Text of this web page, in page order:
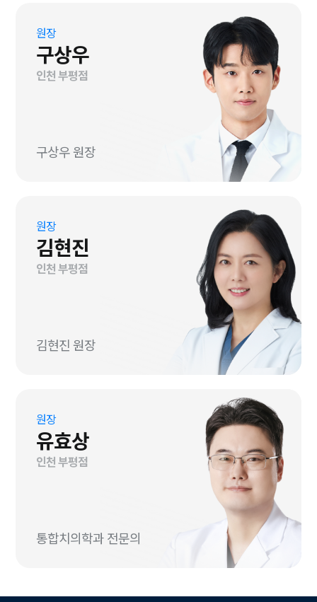
원장
구상우
인천 부평점
구상우 원장
원장
김현진
인천 부평점
김현진 원장
원장
유효상
인천 부평점
통합치의학과 전문의